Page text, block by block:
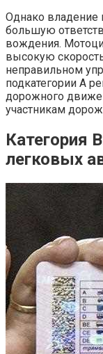
Однако владение
большую
вождения.
высокую
неправильном
подкатегории A
дорожного
участникам
Категория
легковых